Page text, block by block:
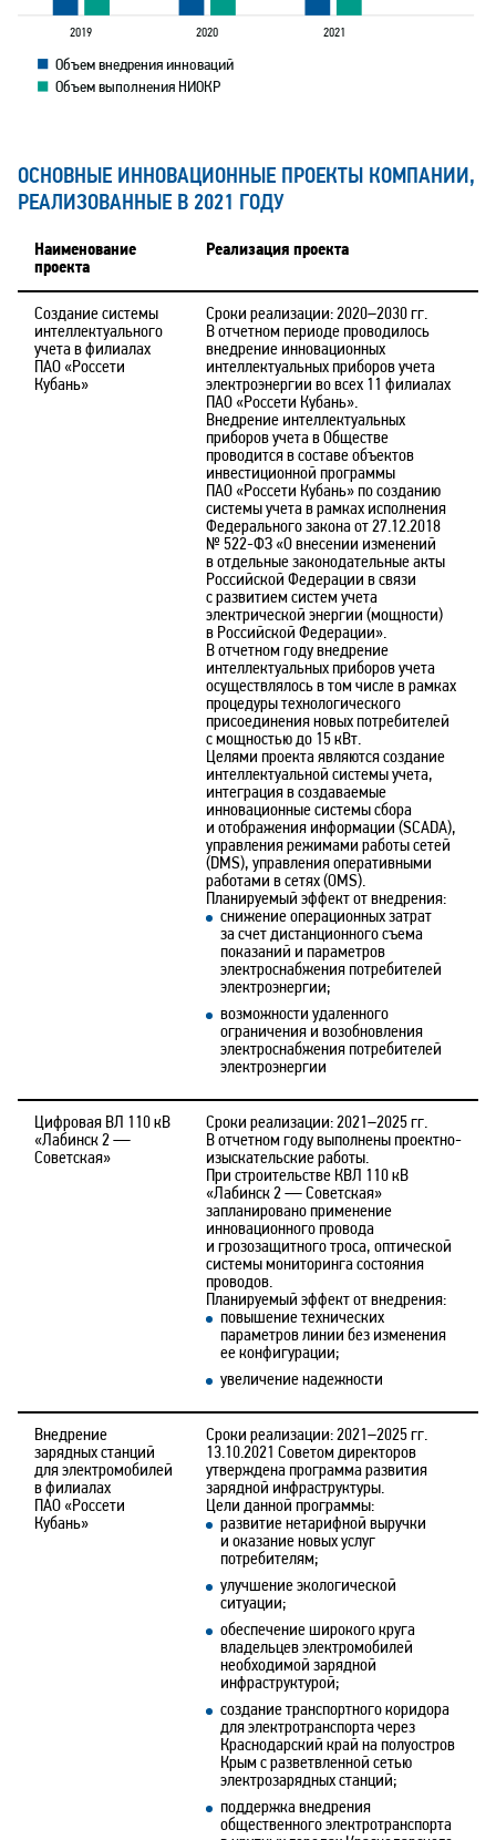
2019 2020 2021
Объем внедрения инноваций
Объем выполнения НИОКР
ОСНОВНЫЕ ИННОВАЦИОННЫЕ ПРОЕКТЫ КОМПАНИИ,
РЕАЛИЗОВАННЫЕ В 2021 ГОДУ
Наименование
проекта
Реализация проекта
Создание системы
интеллектуального
учета в филиалах
ПАО «Россети
Кубань»
Сроки реализации: 2020–2030 гг.
В отчетном периоде проводилось
внедрение инновационных
интеллектуальных приборов учета
электроэнергии во всех 11 филиалах
ПАО «Россети Кубань».
Внедрение интеллектуальных
приборов учета в Обществе
проводится в составе объектов
инвестиционной программы
ПАО «Россети Кубань» по созданию
системы учета в рамках исполнения
Федерального закона от 27.12.2018
№ 522-ФЗ «О внесении изменений
в отдельные законодательные акты
Российской Федерации в связи
с развитием систем учета
электрической энергии (мощности)
в Российской Федерации».
В отчетном году внедрение
интеллектуальных приборов учета
осуществлялось в том числе в рамках
процедуры технологического
присоединения новых потребителей
с мощностью до 15 кВт.
Целями проекта являются создание
интеллектуальной системы учета,
интеграция в создаваемые
инновационные системы сбора
и отображения информации (SCADA),
управления режимами работы сетей
(DMS), управления оперативными
работами в сетях (OMS).
Планируемый эффект от внедрения:
снижение операционных затрат
за счет дистанционного съема
показаний и параметров
электроснабжения потребителей
электроэнергии;
возможности удаленного
ограничения и возобновления
электроснабжения потребителей
электроэнергии
Цифровая ВЛ 110 кВ
«Лабинск 2 —
Советская»
Сроки реализации: 2021–2025 гг.
В отчетном году выполнены проектно-
изыскательские работы.
При строительстве КВЛ 110 кВ
«Лабинск 2 — Советская»
запланировано применение
инновационного провода
и грозозащитного троса, оптической
системы мониторинга состояния
проводов.
Планируемый эффект от внедрения:
повышение технических
параметров линии без изменения
ее конфигурации;
увеличение надежности
Внедрение
зарядных станций
для электромобилей
в филиалах
ПАО «Россети
Кубань»
Сроки реализации: 2021–2025 гг.
13.10.2021 Советом директоров
утверждена программа развития
зарядной инфраструктуры.
Цели данной программы:
развитие нетарифной выручки
и оказание новых услуг
потребителям;
улучшение экологической
ситуации;
обеспечение широкого круга
владельцев электромобилей
необходимой зарядной
инфраструктурой;
создание транспортного коридора
для электротранспорта через
Краснодарский край на полуостров
Крым с разветвленной сетью
электрозарядных станций;
поддержка внедрения
общественного электротранспорта